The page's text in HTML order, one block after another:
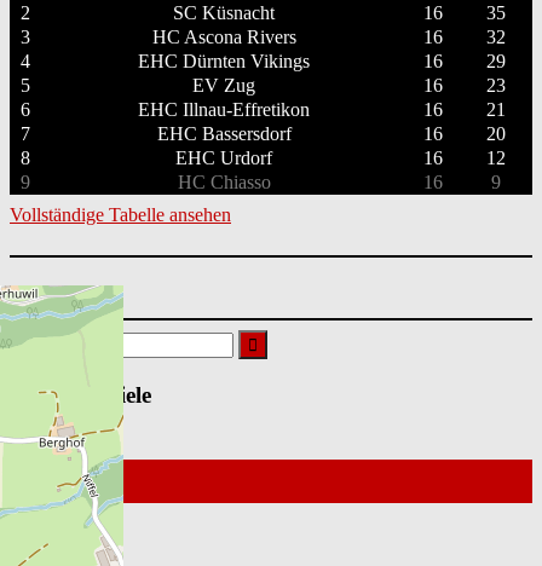
2
SC Küsnacht 16
35
3
HC Ascona Rivers 16
32
4
EHC Dürnten Vikings 16
29
5
EV Zug 16
23
6
EHC Illnau-Effretikon 16
21
7
EHC Bassersdorf 16
20
8
EHC Urdorf 16
12
9
HC Chiasso 16
9
Vollständige Tabelle ansehen
Suchen
Nächste Spiele
Kontakt Webmaster